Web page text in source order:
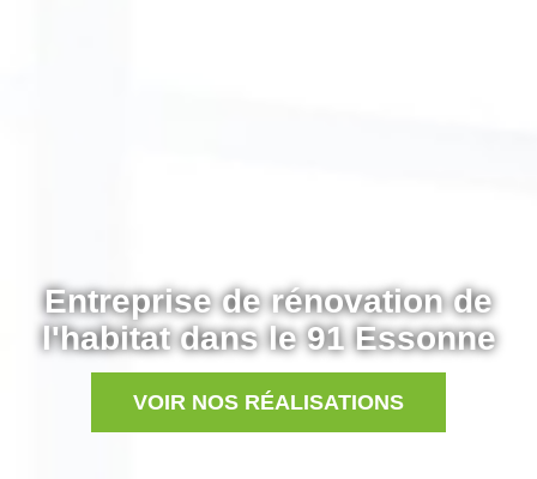
Entreprise de rénovation de
l'habitat dans le 91 Essonne
VOIR NOS RÉALISATIONS